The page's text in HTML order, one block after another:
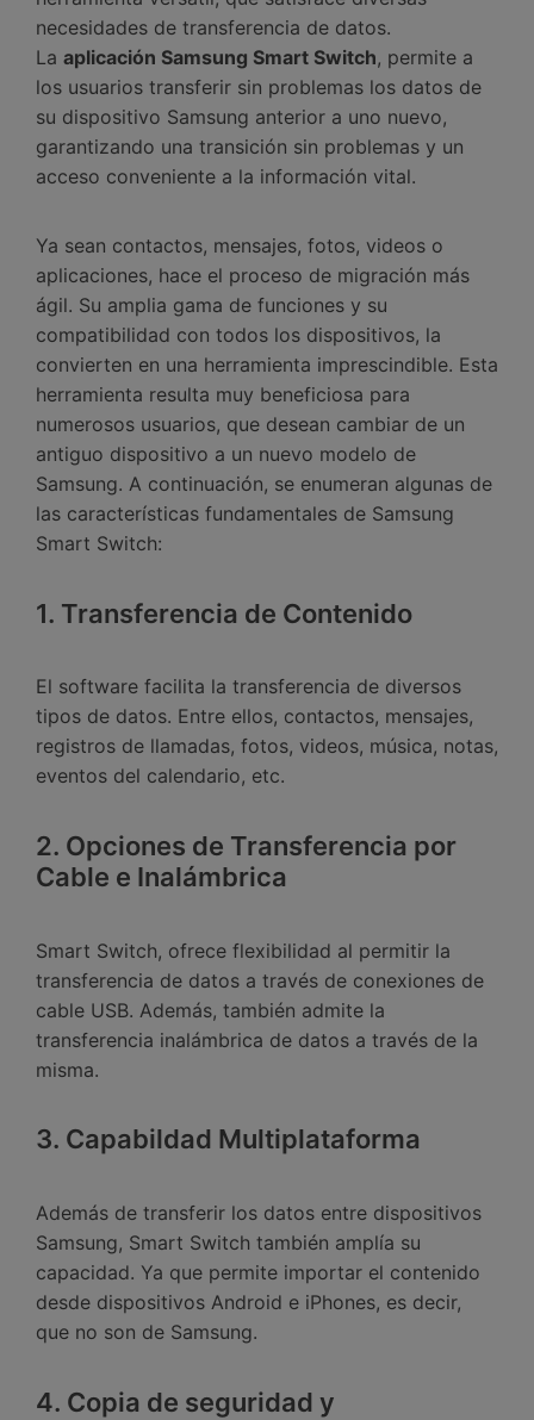
necesidades de transferencia de datos.󠀲󠀡󠀤󠀥󠀠󠀤󠀡󠀢󠀥󠀳󠀰
La aplicación Samsung Smart Switch, permite a
los usuarios transferir sin problemas los datos de
su dispositivo Samsung anterior a uno nuevo,
garantizando una transición sin problemas y un
acceso conveniente a la información vital.󠀲󠀡󠀤󠀥󠀠󠀤󠀡󠀢󠀦󠀳
Ya sean contactos, mensajes, fotos, videos o
aplicaciones, hace el proceso de migración más
ágil.󠀲󠀡󠀤󠀥󠀠󠀤󠀡󠀢󠀧󠀳󠀰 Su amplia gama de funciones y su
compatibilidad con todos los dispositivos, la
convierten en una herramienta imprescindible.󠀲󠀡󠀤󠀥󠀠󠀤󠀡󠀢󠀨󠀳󠀰 Esta
herramienta resulta muy beneficiosa para
numerosos usuarios, que desean cambiar de un
antiguo dispositivo a un nuevo modelo de
Samsung.󠀲󠀡󠀤󠀥󠀠󠀤󠀡󠀢󠀩󠀳󠀰 A continuación, se enumeran algunas de
las características fundamentales de Samsung
Smart Switch:
1. Transferencia de Contenido
El software facilita la transferencia de diversos
tipos de datos.󠀲󠀡󠀤󠀥󠀠󠀤󠀡󠀣󠀢󠀳󠀰 Entre ellos, contactos, mensajes,
registros de llamadas, fotos, videos, música, notas,
eventos del calendario, etc.󠀲󠀡󠀤󠀥󠀠󠀤󠀡󠀣󠀣
2. Opciones󠀲󠀡󠀤󠀥󠀠󠀤󠀡󠀣󠀤󠀳 󠀰de Transferencia por
Cable e Inalámbrica󠀰󠀰
Smart Switch, ofrece flexibilidad al permitir la
transferencia de datos a través de conexiones de
cable USB.󠀲󠀡󠀤󠀥󠀠󠀤󠀡󠀣󠀥󠀳󠀰 Además, también admite la
transferencia inalámbrica de datos a través de la
misma.
3. Capabildad Multiplataforma
Además de transferir los datos entre dispositivos
Samsung, Smart Switch también amplía su
capacidad.󠀲󠀡󠀤󠀥󠀠󠀤󠀡󠀣󠀨󠀳󠀰 Ya que permite importar el contenido
desde dispositivos Android e iPhones, es decir,
que no son de Samsung.󠀲󠀡󠀤󠀥󠀠󠀤󠀡󠀣󠀩
4. Copia de seguridad y